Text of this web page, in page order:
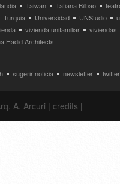
Taiwan Tatiana Bilbao
Turquia Universidad UNStudio
vivienda unifamiliar
viviendas
Hadid Architects
sugerir noticia newsletter twitter
A. Arcuri | credits |